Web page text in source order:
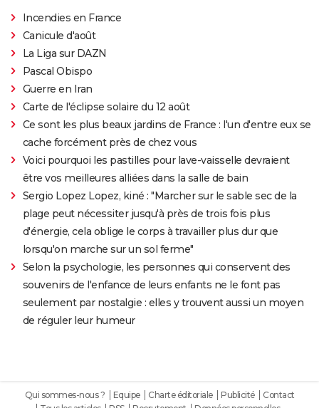
Incendies en France
Canicule d'août
La Liga sur DAZN
Pascal Obispo
Guerre en Iran
Carte de l'éclipse solaire du 12 août
Ce sont les plus beaux jardins de France : l'un d'entre eux se
cache forcément près de chez vous
Voici pourquoi les pastilles pour lave-vaisselle devraient
être vos meilleures alliées dans la salle de bain
Sergio Lopez Lopez, kiné : "Marcher sur le sable sec de la
plage peut nécessiter jusqu'à près de trois fois plus
d'énergie, cela oblige le corps à travailler plus dur que
lorsqu'on marche sur un sol ferme"
Selon la psychologie, les personnes qui conservent des
souvenirs de l'enfance de leurs enfants ne le font pas
seulement par nostalgie : elles y trouvent aussi un moyen
de réguler leur humeur
Qui sommes-nous ? Equipe Charte éditoriale Publicité
Contact